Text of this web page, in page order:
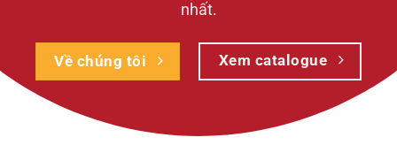
nhất.
Về chúng tôi Xem catalogue